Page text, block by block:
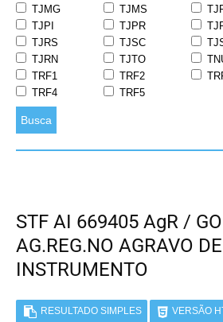
TJMG
TJMS
TJPI
TJPR
TJRS
TJSC
TJRN
TJTO
TRF1
TRF2
TRF4
TRF5
Busca
STF AI 669405 AgR /
AG.REG.NO AGRAVO DE
INSTRUMENTO
RESULTADO SIMPLES VERSÃO